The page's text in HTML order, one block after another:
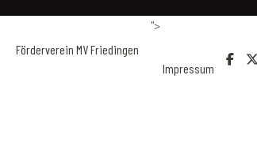
Förderverein MV Friedingen
">
Impressum